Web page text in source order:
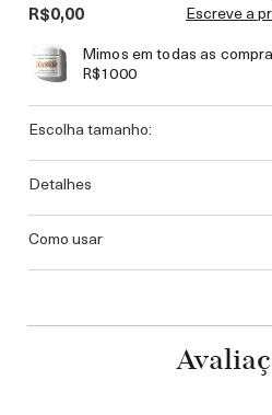
R$0,00
Escreve a
Mimos em todas as
R$1000
escolha tamanho:
detalhes
como usar